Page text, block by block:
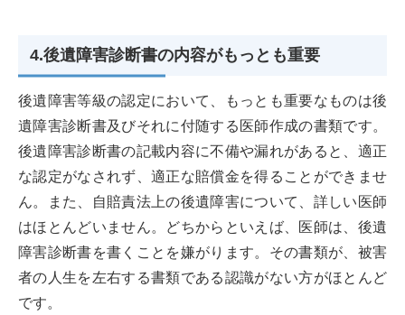
4.後遺障害診断書の内容がもっとも重要
後遺障害等級の認定において、もっとも重要なものは後
遺障害診断書及びそれに付随する医師作成の書類です。
後遺障害診断書の記載内容に不備や漏れがあると、適正
な認定がなされず、適正な賠償金を得ることができませ
ん。また、自賠責法上の後遺障害について、詳しい医師
はほとんどいません。どちからといえば、医師は、後遺
障害診断書を書くことを嫌がります。その書類が、被害
者の人生を左右する書類である認識がない方がほとんど
です。